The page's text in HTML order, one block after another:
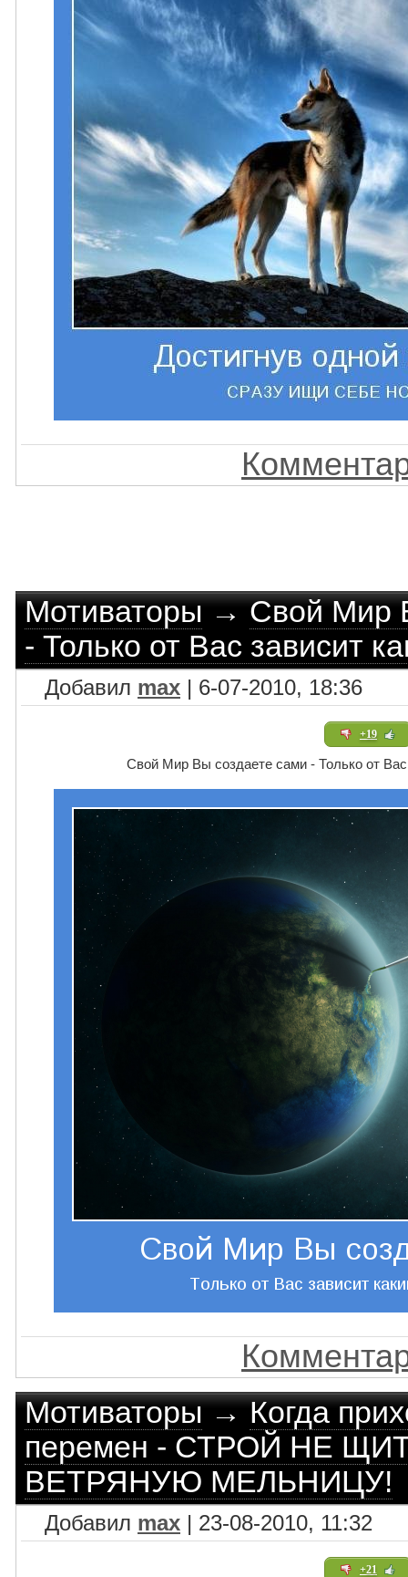
Мотиваторы→Свой Мир
- Только от Вас зависит
Добавил max | 6-07-2010, 18:36
+19
Свой Мир Вы создаете сами - Только от Вас
Мотиваторы→Когда
перемен - СТРОЙ НЕ
ВЕТРЯНУЮ МЕЛЬНИЦУ!
Добавил max | 23-08-2010, 11:32
+21